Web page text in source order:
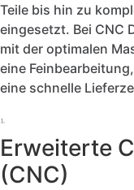
Teile bis hin zu
eingesetzt. Bei CNC
mit der optimalen
eine
eine schnelle
Erweiterte
(CNC)